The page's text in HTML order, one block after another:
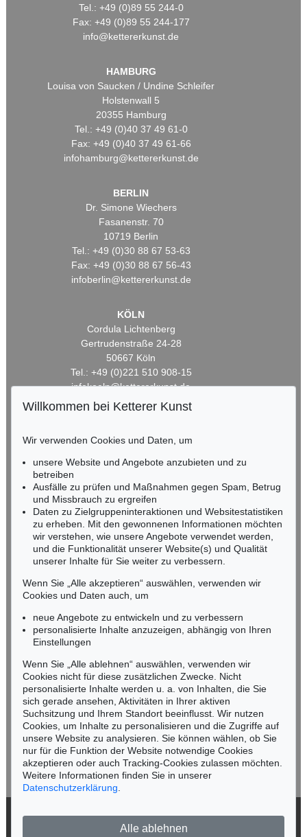
Tel.: +49 (0)89 55 244-0
Fax: +49 (0)89 55 244-177
info@kettererkunst.de
HAMBURG
Louisa von Saucken / Undine Schleifer
Holstenwall 5
20355 Hamburg
Tel.: +49 (0)40 37 49 61-0
Fax: +49 (0)40 37 49 61-66
infohamburg@kettererkunst.de
BERLIN
Dr. Simone Wiechers
Fasanenstr. 70
10719 Berlin
Tel.: +49 (0)30 88 67 53-63
Fax: +49 (0)30 88 67 56-43
infoberlin@kettererkunst.de
KÖLN
Cordula Lichtenberg
Gertrudenstraße 24-28
50667 Köln
Tel.: +49 (0)221 510 908-15
infokoeln@kettererkunst.de
HESSEN
Miriam Heß
Tel.: +49 (0)62 21 58 80-038
Fax: +49 (0)62 21 58 80-595
infoheidelberg@kettererkunst.de
NORDDEUTSCHLAND
Nico Kassel, M.A.
Mobil: +49 (0)171 8618661
n.kassel@kettererkunst.de
Keine Auktion mehr verpassen!
Wir informieren Sie rechtzeitig.
Jetzt zum Newsletter anmelden >
Willkommen bei Ketterer Kunst
Wir verwenden Cookies und Daten, um
unsere Website und Angebote anzubieten und zu
betreiben
Ausfälle zu prüfen und Maßnahmen gegen Spam, Betrug
und Missbrauch zu ergreifen
Daten zu Zielgruppeninteraktionen und Websitestatistiken
zu erheben. Mit den gewonnenen Informationen möchten
wir verstehen, wie unsere Angebote verwendet werden,
und die Funktionalität unserer Website(s) und Qualität
unserer Inhalte für Sie weiter zu verbessern.
Wenn Sie „Alle akzeptieren“ auswählen, verwenden wir
Cookies und Daten auch, um
neue Angebote zu entwickeln und zu verbessern
personalisierte Inhalte anzuzeigen, abhängig von Ihren
Einstellungen
Wenn Sie „Alle ablehnen“ auswählen, verwenden wir
Cookies nicht für diese zusätzlichen Zwecke. Nicht
personalisierte Inhalte werden u. a. von Inhalten, die Sie
sich gerade ansehen, Aktivitäten in Ihrer aktiven
Suchsitzung und Ihrem Standort beeinflusst. Wir nutzen
Cookies, um Inhalte zu personalisieren und die Zugriffe auf
unsere Website zu analysieren. Sie können wählen, ob Sie
nur für die Funktion der Website notwendige Cookies
akzeptieren oder auch Tracking-Cookies zulassen möchten.
Weitere Informationen finden Sie in unserer
Datenschutzerklärung
Alle ablehnen